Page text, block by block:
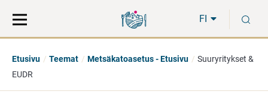
suoraan
sisältöön
koko
sivuston
FI
Etusivu Teemat Metsäkatoasetus - Etusivu
Suuryritykset &
EUDR